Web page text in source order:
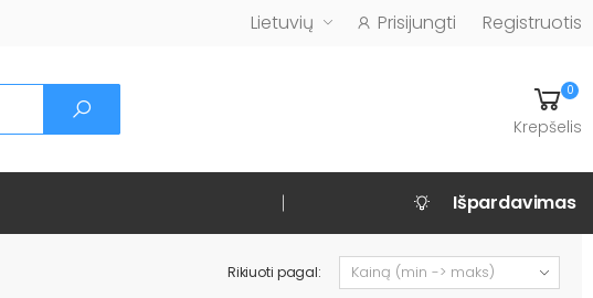
Lietuvių Prisijungti Registruotis
0
Krepšelis
Išpardavimas
Rikiuoti pagal: